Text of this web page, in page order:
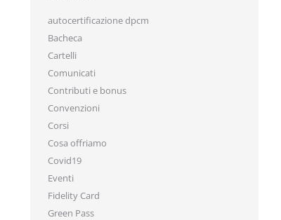
autocertificazione dpcm
Bacheca
Cartelli
Comunicati
Contributi e bonus
Convenzioni
Corsi
Cosa offriamo
Covid19
Eventi
Fidelity Card
Green Pass